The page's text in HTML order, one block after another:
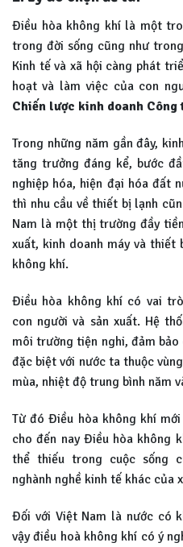
Điều hòa không khí là một
trong đời sống cũng như
Kinh tế và xã hội càng phát
hoạt và làm việc của con
Chiến lược kinh doanh Công
Trong những năm gần đây,
tăng trưởng đáng kể, bước
nghiệp hóa, hiện đại hóa đất
thì nhu cầu về thiết bị lạnh
Nam là một thị trường đầy
xuất, kinh doanh máy và thiết
không khí.
Điều hòa không khí có vai
con người và sản xuất. Hệ
môi trường tiện nghi, đảm
đặc biệt với nước ta thuộc
mùa, nhiệt độ trung bình năm
Từ đó Điều hòa không khí
cho đến nay Điều hòa không
thể thiếu trong cuộc sống
nghành nghề kinh tế khác của
Đối với Việt Nam là nước có
vậy điều hoà không khí có ý